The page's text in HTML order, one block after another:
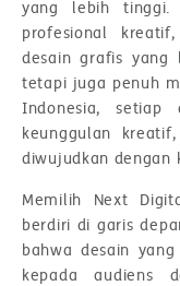
yang lebih
profesional
desain grafis yang
tetapi juga penuh
Indonesia, setiap
keunggulan
diwujudkan dengan
Memilih Next
berdiri di garis
bahwa desain
kepada audiens